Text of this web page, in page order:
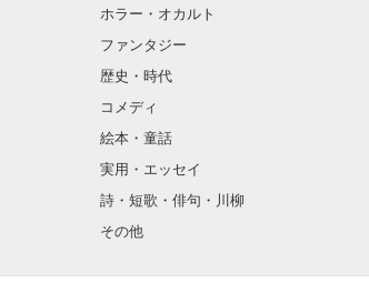
ホラー・オカルト
ファンタジー
歴史・時代
コメディ
絵本・童話
実用・エッセイ
詩・短歌・俳句・川柳
その他